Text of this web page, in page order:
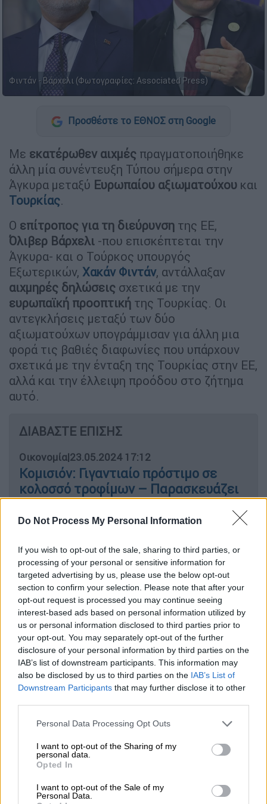
Do Not Process My Personal Information
If you wish to opt-out of the sale, sharing to third parties, or
processing of your personal or sensitive information for
targeted advertising by us, please use the below opt-out
section to confirm your selection. Please note that after your
opt-out request is processed you may continue seeing
interest-based ads based on personal information utilized by
us or personal information disclosed to third parties prior to
your opt-out. You may separately opt-out of the further
disclosure of your personal information by third parties on the
IAB’s list of downstream participants. This information may
also be disclosed by us to third parties on the IAB’s List of
Downstream Participants that may further disclose it to other
Please note that this website/app uses one or more Google
not limited to your visit or usage behaviour. You may click to
grant or deny consent to Google and its third-party tags to
use your data for below specified purposes in below Google
consent section.
Personal Data Processing Opt Outs
I want to opt-out of the Sharing of my
personal data.
Opted In
I want to opt-out of the Sale of my
Personal Data.
Φιντάν - Βάρχελι (Φωτογραφίες: Associated Press)
Προσθέστε το ΕΘΝΟΣ στη Google
Με εκατέρωθεν αιχμές πραγματοποιήθηκε
άλλη μία συνέντευξη Τύπου σήμερα στην
Άγκυρα μεταξύ Ευρωπαίου αξιωματούχου και
Τουρκίας.
Ο επίτροπος για τη διεύρυνση της ΕΕ,
Όλιβερ Βάρχελι -που επισκέπτεται την
Άγκυρα- και ο Τούρκος υπουργός
Εξωτερικών, Χακάν Φιντάν, αντάλλαξαν
αιχμηρές δηλώσεις σχετικά με την
ευρωπαϊκή προοπτική της Τουρκίας. Οι
αντεγκλήσεις μεταξύ των δύο
αξιωματούχων υπογράμμισαν για άλλη μια
φορά τις βαθιές διαφωνίες που υπάρχουν
σχετικά με την ένταξη της Τουρκίας στην ΕΕ,
αλλά και την έλλειψη προόδου στο ζήτημα
αυτό.
ΔΙΑΒΑΣΤΕ ΕΠΙΣΗΣ
Οικονομία|23.05.2024 17:12
Κομισιόν: Γιγαντιαίο πρόστιμο σε
κολοσσό τροφίμων – Παρασκευάζει
πασίγωνστες σοκολάτες
Όλιβερ Βάρχελι: Χρειάζονται
μεταρρυθμίσεις στο κράτος δικαίου
Ο επίτροπος για τη διεύρυνση της ΕΕ,
Όλιβερ Βάρχελι, αφήνοντας αιχμέςγια τη
στάση της Άγκυραςστο ζήτημα του κράτους
δικαίου, κατέστησε σαφές στον Χακάν
Φιντάν ότιείναι στο χέρι της Τουρκίαςη
ανατροπή της απόφασης τουΕυρωπαϊκού
υπογραμμίζει ότι η Τουρκία έχει τη
δυνατότητα να ανατρέψει αυτή την απόφαση,
αλλά αυτό προϋποθέτει σημαντικές
λειτουργία του κράτους δικαίου.